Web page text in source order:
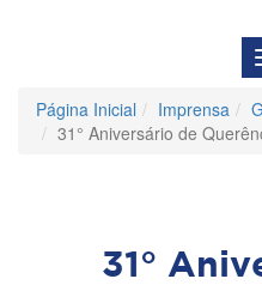
Página Inicial Imprensa
31° Aniversário de
31°